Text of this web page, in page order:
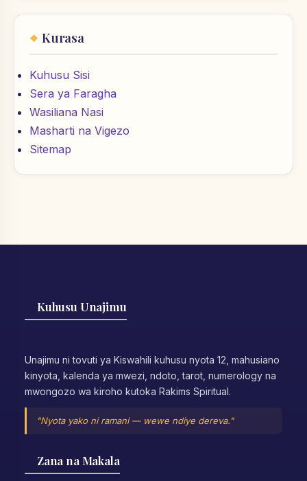
Kurasa
Kuhusu Sisi
Sera ya Faragha
Wasiliana Nasi
Masharti na Vigezo
Sitemap
Kuhusu Unajimu
Unajimu ni tovuti ya Kiswahili kuhusu nyota 12, mahusiano
kinyota, kalenda ya mwezi, ndoto, tarot, numerology na
mwongozo wa kiroho kutoka Rakims Spiritual.
"Nyota yako ni ramani — wewe ndiye dereva."
Zana na Makala